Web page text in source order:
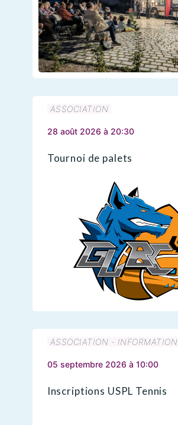
ASSOCIATION
28 août 2026 à 20:30
Tournoi de palets
ASSOCIATION - INFORMATION
05 septembre 2026 à 10:00
Inscriptions USPL Tennis